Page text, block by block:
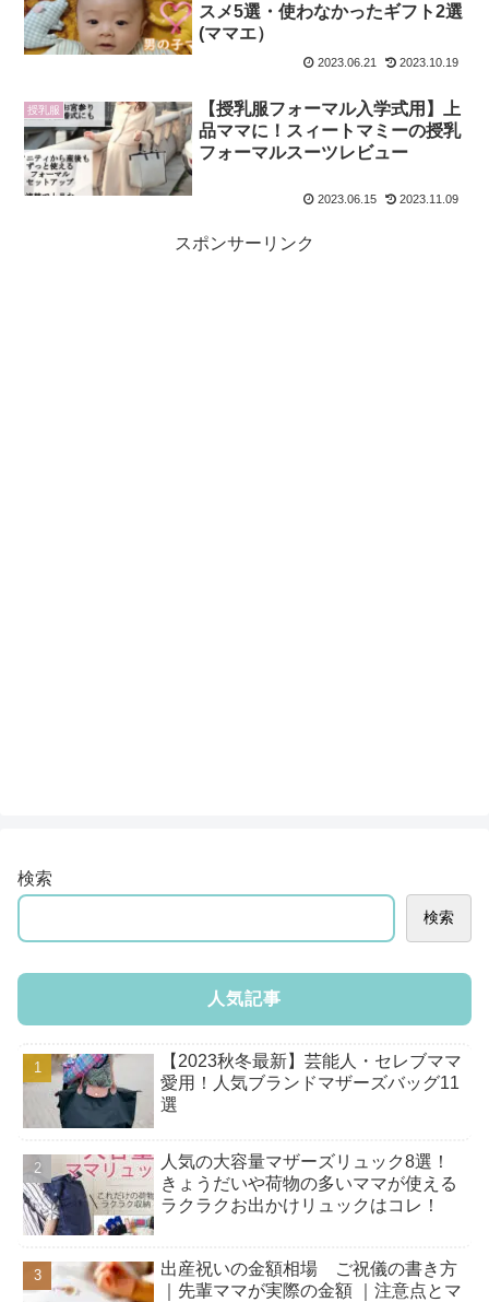
スメ5選・使わなかったギフト2選
(ママエ）
2023.06.21 2023.10.19
授乳服
【授乳服フォーマル入学式用】上
品ママに！スィートマミーの授乳
フォーマルスーツレビュー
2023.06.15 2023.11.09
スポンサーリンク
検索
検索
人気記事
【2023秋冬最新】芸能人・セレブママ
愛用！人気ブランドマザーズバッグ11
選
人気の大容量マザーズリュック8選！
きょうだいや荷物の多いママが使える
ラクラクお出かけリュックはコレ！
出産祝いの金額相場 ご祝儀の書き方
｜先輩ママが実際の金額 ｜注意点とマ